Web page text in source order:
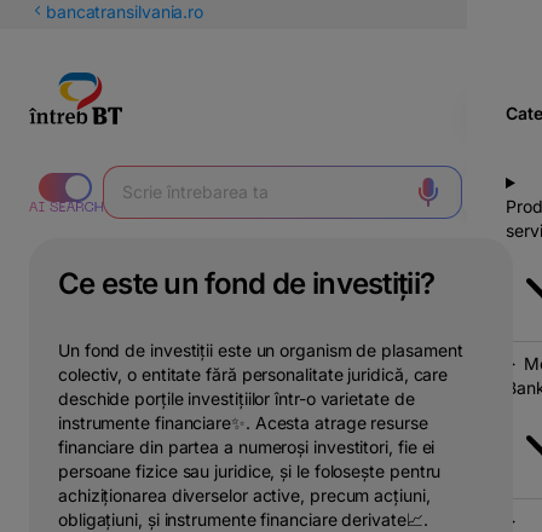
latineștibancatransilvania.ro
Ce este un fond de investiții?
Un fond de investiții este un organism de plasament
colectiv, o entitate fără personalitate juridică, care
deschide porțile investițiilor într-o varietate de
instrumente financiare✨. Acesta atrage resurse
financiare din partea a numeroși investitori, fie ei
persoane fizice sau juridice, și le folosește pentru
achiziționarea diverselor active, precum acțiuni,
obligațiuni, și instrumente financiare derivate📈.